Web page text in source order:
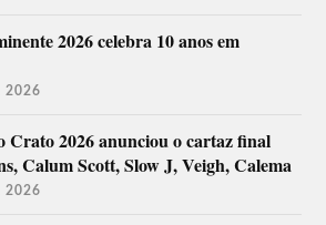
2026 celebra 10 anos em
2026
Crato 2026 anunciou o cartaz final
Calum Scott, Slow J, Veigh, Calema
2026